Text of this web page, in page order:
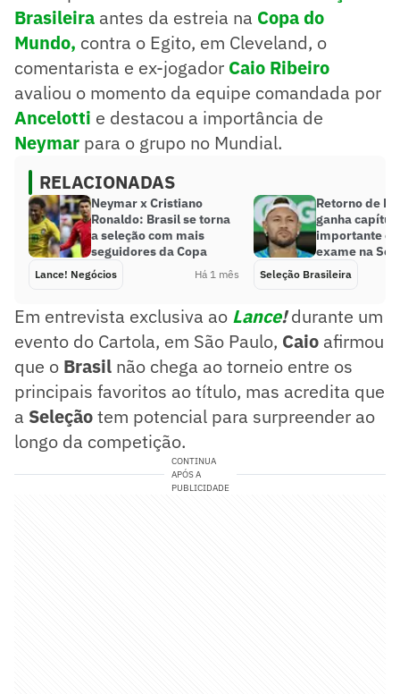
Brasileira antes da estreia na Copa do
Mundo, contra o Egito, em Cleveland, o
comentarista e ex-jogador Caio Ribeiro
avaliou o momento da equipe comandada por
Ancelotti e destacou a importância de
Neymar para o grupo no Mundial.
RELACIONADAS
Neymar x Cristiano
Ronaldo: Brasil se torna
a seleção com mais
seguidores da Copa
Lance! Negócios Há 1 mês
Retorno de
ganha
importante
exame na
Seleção Brasileira
Em entrevista exclusiva ao Lance!durante um
evento do Cartola, em São Paulo, Caio afirmou
que o Brasil não chega ao torneio entre os
principais favoritos ao título, mas acredita que
a Seleçãotem potencial para surpreender ao
longo da competição.
CONTINUA
APÓS A
PUBLICIDADE